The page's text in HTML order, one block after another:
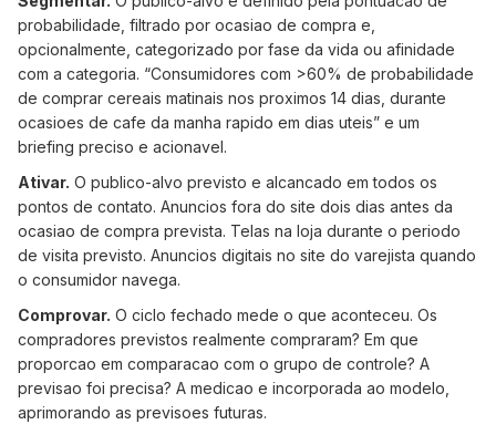
probabilidade, filtrado por ocasiao de compra e,
opcionalmente, categorizado por fase da vida ou afinidade
com a categoria. “Consumidores com >60% de probabilidade
de comprar cereais matinais nos proximos 14 dias, durante
ocasioes de cafe da manha rapido em dias uteis” e um
briefing preciso e acionavel.
Ativar. O publico-alvo previsto e alcancado em todos os
pontos de contato. Anuncios fora do site dois dias antes da
ocasiao de compra prevista. Telas na loja durante o periodo
de visita previsto. Anuncios digitais no site do varejista quando
o consumidor navega.
Comprovar. O ciclo fechado mede o que aconteceu. Os
compradores previstos realmente compraram? Em que
proporcao em comparacao com o grupo de controle? A
previsao foi precisa? A medicao e incorporada ao modelo,
aprimorando as previsoes futuras.